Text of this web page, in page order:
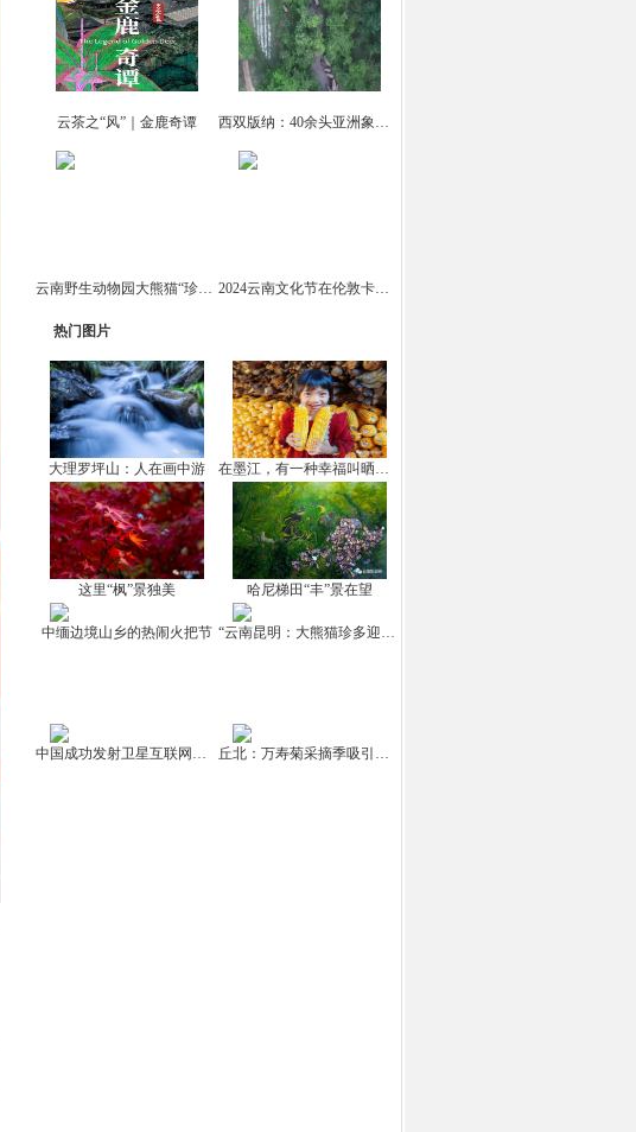
云茶之“风”｜金鹿奇谭 西双版纳：40余头亚洲象集体“出游戏水”
云南野生动物园大熊猫“珍多”迎来十岁生日 2024云南文化节在伦敦卡姆登市场举办
热门图片
大理罗坪山：人在画中游 在墨江，有一种幸福叫晒秋！
这里“枫”景独美 哈尼梯田“丰”景在望
中缅边境山乡的热闹火把节 “云南昆明：大熊猫珍多迎来10岁生日
中国成功发射卫星互联网高轨卫星 丘北：万寿菊采摘季吸引游客打卡